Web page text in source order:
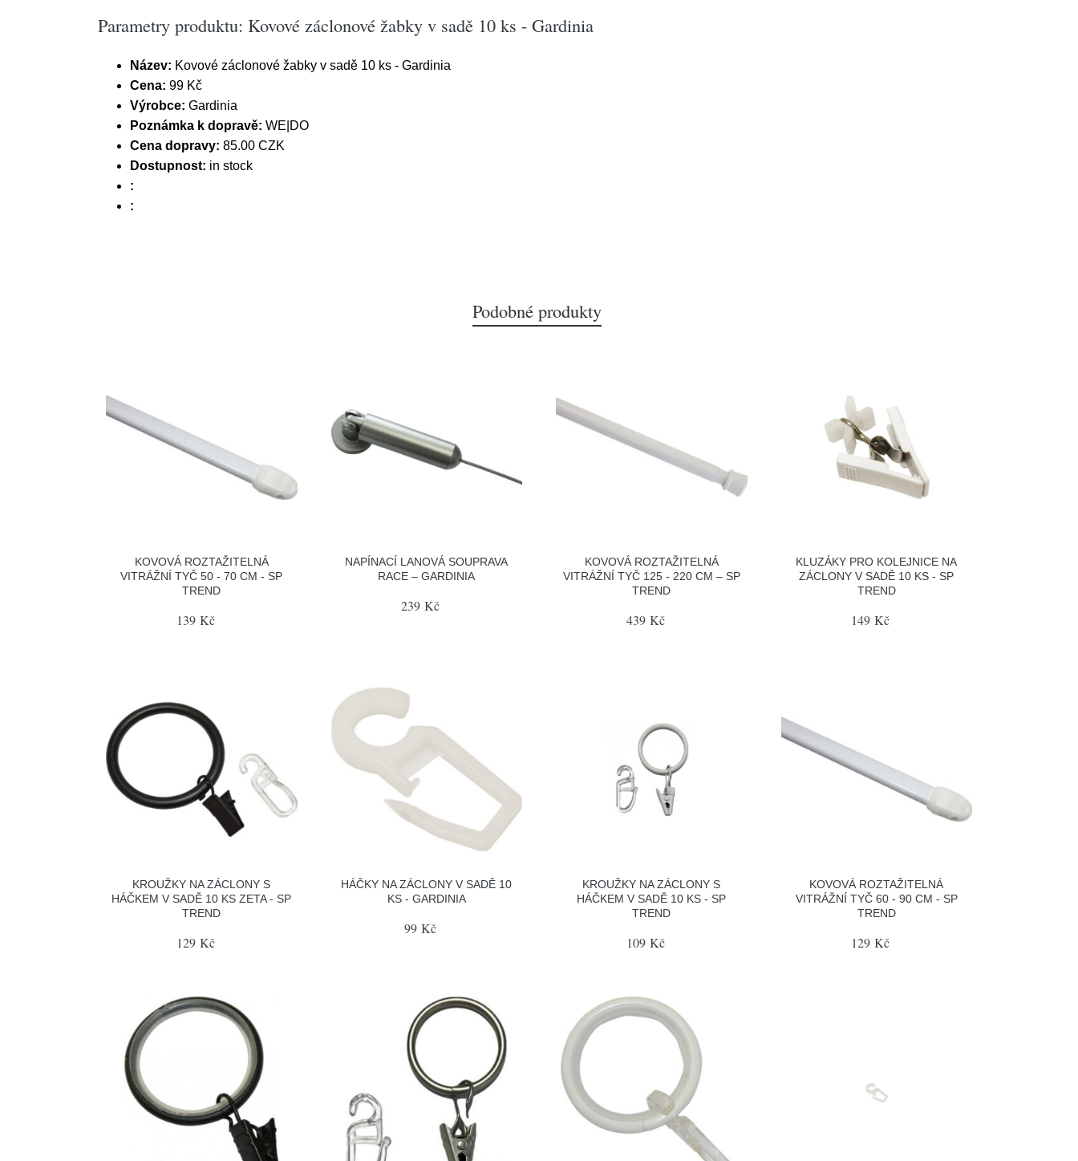
Parametry produktu: Kovové záclonové žabky v sadě 10 ks - Gardinia
Název: Kovové záclonové žabky v sadě 10 ks - Gardinia
Cena: 99 Kč
Výrobce: Gardinia
Poznámka k dopravě: WE|DO
Cena dopravy: 85.00 CZK
Dostupnost: in stock
:
:
Podobné produkty
KOVOVÁ ROZTAŽITELNÁ
VITRÁŽNÍ TYČ 50 - 70 CM - SP
TREND
139 Kč
NAPÍNACÍ LANOVÁ SOUPRAVA
RACE – GARDINIA
239 Kč
KOVOVÁ ROZTAŽITELNÁ
VITRÁŽNÍ TYČ 125 - 220 CM – SP
TREND
439 Kč
KLUZÁKY PRO KOLEJNICE NA
ZÁCLONY V SADĚ 10 KS - SP
TREND
149 Kč
KROUŽKY NA ZÁCLONY S
HÁČKEM V SADĚ 10 KS ZETA - SP
TREND
129 Kč
HÁČKY NA ZÁCLONY V SADĚ 10
KS - GARDINIA
99 Kč
KROUŽKY NA ZÁCLONY S
HÁČKEM V SADĚ 10 KS - SP
TREND
109 Kč
KOVOVÁ ROZTAŽITELNÁ
VITRÁŽNÍ TYČ 60 - 90 CM - SP
TREND
129 Kč